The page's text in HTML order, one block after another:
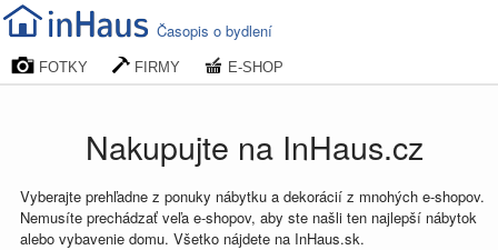
Časopis o bydlení
FOTKY FIRMY E-SHOP
Nakupujte na InHaus.cz
Vyberajte prehľadne z ponuky nábytku a dekorácií z mnohých e-shopov.
Nemusíte prechádzať veľa e-shopov, aby ste našli ten najlepší nábytok
alebo vybavenie domu. Všetko nájdete na InHaus.sk.